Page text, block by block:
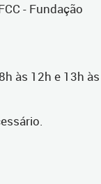
- Fundação
às 12h e 13h às